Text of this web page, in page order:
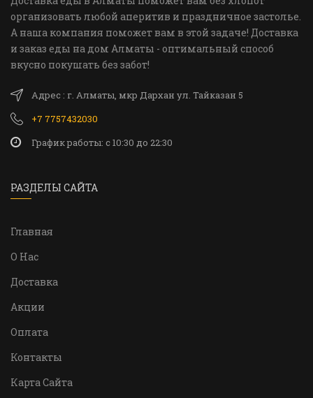
организовать любой аперитив и праздничное застолье.
А наша компания поможет вам в этой задаче! Доставка
и заказ еды на дом Алматы - оптимальный способ
вкусно покушать без забот!
Адрес : г. Алматы, мкр Дархан ул. Тайказан 5
+7 7757432030
График работы: c 10:30 до 22:30
РАЗДЕЛЫ САЙТА
Главная
О Нас
Доставка
Акции
Оплата
Контакты
Карта Сайта